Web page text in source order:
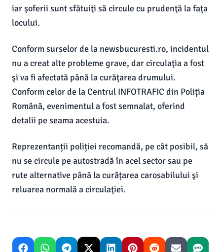
iar şoferii sunt sfătuiţi să circule cu prudenţă la faţa
locului.
Conform surselor de la newsbucuresti.ro, incidentul
nu a creat alte probleme grave, dar circulaţia a fost
şi va fi afectată până la curăţarea drumului.
Conform celor de la Centrul INFOTRAFIC din Poliția
Română, evenimentul a fost semnalat, oferind
detalii pe seama acestuia.
Reprezentanții poliției recomandă, pe cât posibil, să
nu se circule pe autostradă în acel sector sau pe
rute alternative până la curățarea carosabilului şi
reluarea normală a circulaţiei.